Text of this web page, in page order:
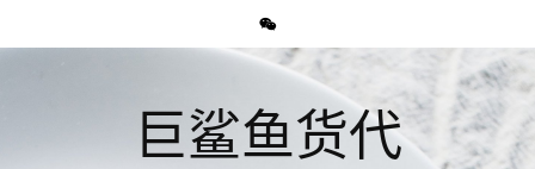
巨鲨鱼货代